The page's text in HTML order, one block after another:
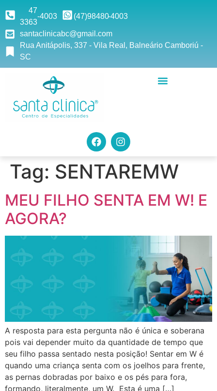
47
3363
-4003 (47)98480-4003
santaclinicabc@gmail.com
Rua Anitápolis, 337 - Vila Real, Balneário Camboriú -
SC
Tag: SENTAREMW
MEU FILHO SENTA EM W! E
AGORA?
A resposta para esta pergunta não é única e soberana
pois vai depender muito da quantidade de tempo que
seu filho passa sentado nesta posição! Sentar em W é
quando uma criança senta com os joelhos para frente,
as pernas dobradas por baixo e os pés para fora,
formando, literalmente, um W. Esta é uma […]